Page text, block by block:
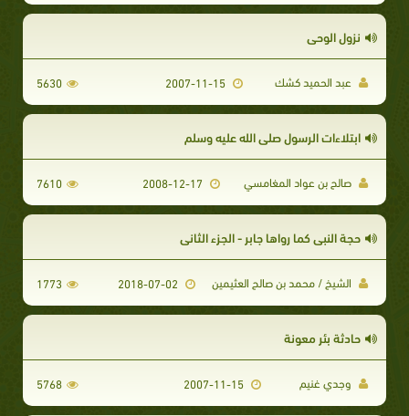
نزول الوحي
عبد الحميد كشك 5630
ابتلاءات الرسول صلى الله عليه وسلم
صالح بن عواد المغامسي 7610
حجة النبي كما رواها جابر - الجزء الثاني
الشيخ / محمد بن صالح العثيمين 1773
حادثة بئر معونة
وجدي غنيم 5768